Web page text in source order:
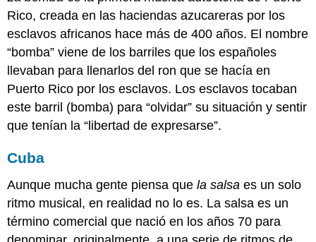
Rico, creada en las haciendas azucareras por los
esclavos africanos hace más de 400 años. El nombre
“bomba” viene de los barriles que los españoles
llevaban para llenarlos del ron que se hacía en
Puerto Rico por los esclavos. Los esclavos tocaban
este barril (bomba) para “olvidar” su situación y sentir
que tenían la “libertad de expresarse”.
Cuba
Aunque mucha gente piensa quela salsa es un solo
ritmo musical, en realidad no lo es. La salsa es un
término comercial que nació en los años 70 para